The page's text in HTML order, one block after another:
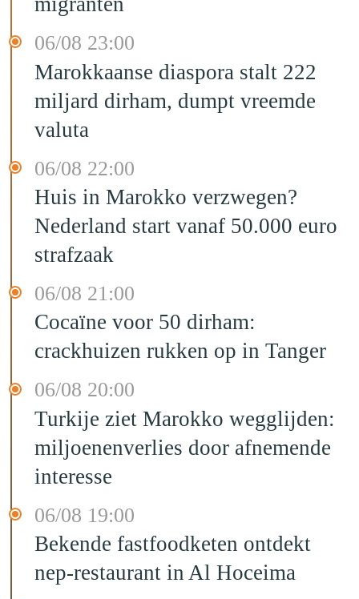
06/08 23:00
Marokkaanse diaspora stalt 222
miljard dirham, dumpt vreemde
valuta
06/08 22:00
Huis in Marokko verzwegen?
Nederland start vanaf 50.000 euro
strafzaak
06/08 21:00
Cocaïne voor 50 dirham:
crackhuizen rukken op in Tanger
06/08 20:00
Turkije ziet Marokko wegglijden:
miljoenenverlies door afnemende
interesse
06/08 19:00
Bekende fastfoodketen ontdekt
nep-restaurant in Al Hoceima